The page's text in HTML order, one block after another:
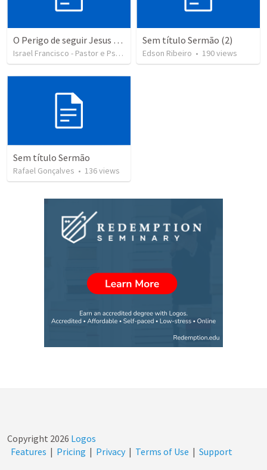
O Perigo de seguir Jesus com uma visão distorcida
Israel Francisco - Pastor e Psicólogo •104 views
Sem título Sermão (2)
Edson Ribeiro • 190views
Sem título Sermão
Rafael Gonçalves • 136views
Copyright 2026 Logos
Features | Pricing | Privacy | Terms of Use | Support